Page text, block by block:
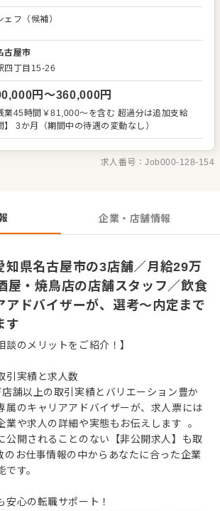
提供することもありますので、これまでの接
験に加え、さまざまなスキルを習得してくださ
いお店づくりのためのオペレーション改善や構
デアも大歓迎です。 【具体的には…】 ・
準備、清掃 ・お席へのご案内、オーダーテイ
応など接客全般 ・ドリンク作り、提供 ・予約管
応 ・仕込みや盛り付けなどカンタンな調理 ・仕
管理などキッチンの管理業務 ・まかないづくり
ッフの教育 など 入社後はスキルに合わせ
。先輩スタッフがあなたの成長をサポートしま
験が浅い方も安心してスタートできる環境で
窓口』までお問合せください！
フ（候補）
古屋市
四丁目15-26
円〜360,000円
45時間￥81,000～を含む 超過分は追加支給
】 3か月（期間中の待遇の変動なし）
求人番号：Job000-128-154
企業・店舗情報
知県名古屋市の3店舗／月給29万
屋・焼鳥店の店舗スタッフ／飲食
アドバイザーが、選考～内定まで
す
談のメリットをご紹介！】
引実績と求人数
舗以上の取引実績とバリエーション豊か
属のキャリアアドバイザーが、求人票には
業や求人の詳細や実態もお伝えします 。
公開されることのない【非公開求人】も取
のお仕事情報の中からあなたに合った企業
す。
心の転職サポート！